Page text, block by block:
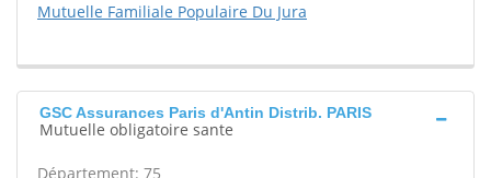
Mutuelle Familiale Populaire Du Jura
GSC Assurances Paris d'Antin Distrib. PARIS
Mutuelle obligatoire sante
Département: 75